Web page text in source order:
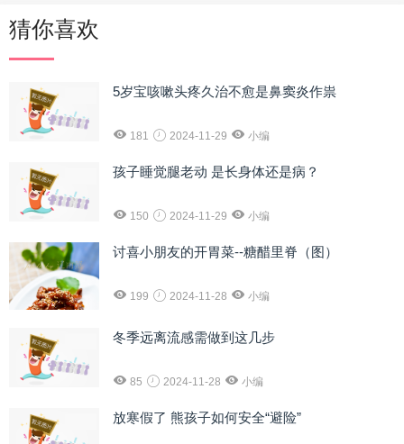
猜你喜欢
5岁宝咳嗽头疼久治不愈是鼻窦炎作祟
181 2024-11-29 小编
孩子睡觉腿老动 是长身体还是病？
150 2024-11-29 小编
讨喜小朋友的开胃菜--糖醋里脊（图）
199 2024-11-28 小编
冬季远离流感需做到这几步
85 2024-11-28 小编
放寒假了 熊孩子如何安全“避险”